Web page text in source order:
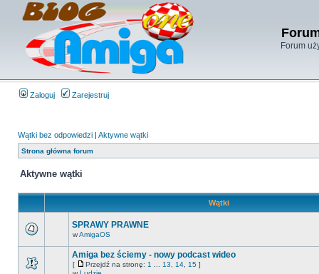
Forum
Zaloguj Zarejestruj
Wątki bez odpowiedzi | Aktywne wątki
Strona główna forum
Aktywne wątki
Wątki
SPRAWY PRAWNE
wAmigaOS
Amiga bez ściemy - nowy podcast wideo
[ Przejdź na stronę: 1 13 14 15 ]